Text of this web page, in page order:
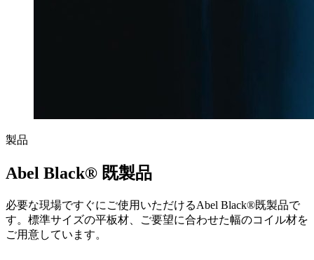
製品
Abel Black® 既製品
必要な現場ですぐにご使用いただけるAbel Black®既製品で
す。標準サイズの平板材、ご要望に合わせた幅のコイル材を
ご用意しています。